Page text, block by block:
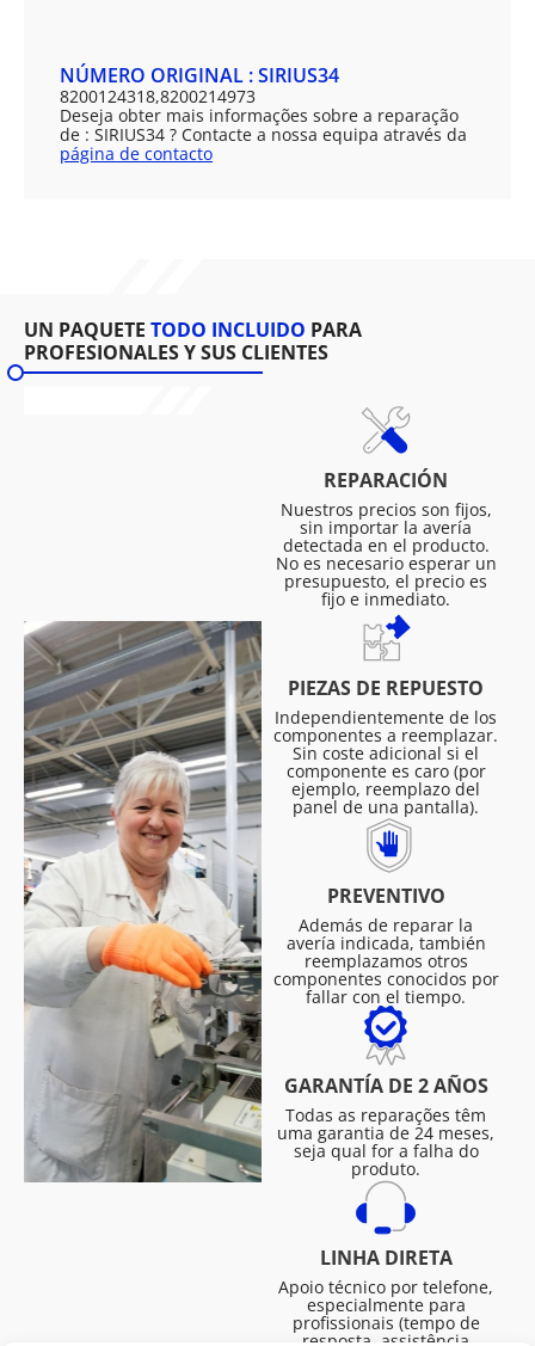
NÚMERO ORIGINAL : SIRIUS34
8200124318,8200214973
Deseja obter mais informações sobre a reparação
de : SIRIUS34 ? Contacte a nossa equipa através da
página de contacto
UN PAQUETE TODO INCLUIDO PARA
PROFESIONALES Y SUS CLIENTES
REPARACIÓN
Nuestros precios son fijos,
sin importar la avería
detectada en el producto.
No es necesario esperar un
presupuesto, el precio es
fijo e inmediato.
PIEZAS DE REPUESTO
Independientemente de los
componentes a reemplazar.
Sin coste adicional si el
componente es caro (por
ejemplo, reemplazo del
panel de una pantalla).
PREVENTIVO
Además de reparar la
avería indicada, también
reemplazamos otros
componentes conocidos por
fallar con el tiempo.
GARANTÍA DE 2 AÑOS
Todas as reparações têm
uma garantia de 24 meses,
seja qual for a falha do
produto.
LINHA DIRETA
Apoio técnico por telefone,
especialmente para
profissionais (tempo de
resposta, assistência